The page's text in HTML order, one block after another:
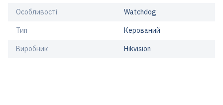
Особливості Watchdog
Тип Керований
Виробник Hikvision